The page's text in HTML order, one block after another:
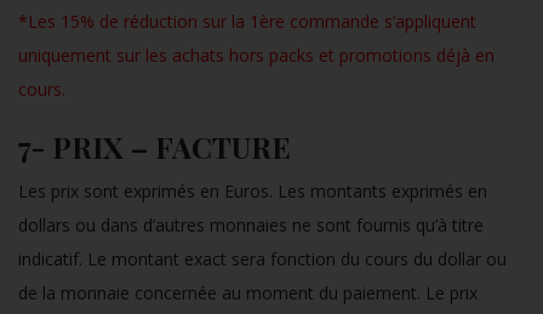
*Les 15% de réduction sur la 1ère commande s’appliquent
uniquement sur les achats hors packs et promotions déjà en
cours.
7- PRIX – FACTURE
Les prix sont exprimés en Euros. Les montants exprimés en
dollars ou dans d’autres monnaies ne sont fournis qu’à titre
indicatif. Le montant exact sera fonction du cours du dollar ou
de la monnaie concernée au moment du paiement. Le prix